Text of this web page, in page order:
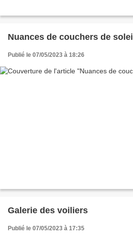
Nuances de couchers de soleil
Publié le 07/05/2023 à 18:26
Galerie des voiliers
Publié le 07/05/2023 à 17:35